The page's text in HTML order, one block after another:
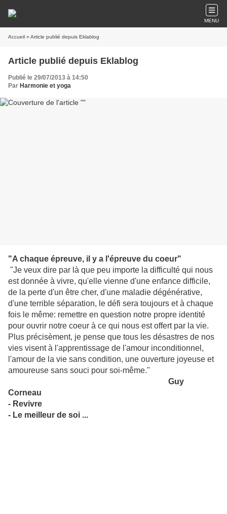
MENU
Accueil » Article publié depuis Eklablog
Article publié depuis Eklablog
Publié le 29/07/2013 à 14:50
Par Harmonie et yoga
"A chaque épreuve, il y a l'épreuve du coeur"
"Je veux dire par là que peu importe la difficulté qui nous
est donnée à vivre, qu'elle vienne d'une enfance difficile,
de la perte d'un être cher, d'une maladie dégénérative,
d'une terrible séparation, le défi sera toujours et à chaque
fois le même: remettre en question notre propre identité
pour ouvrir notre coeur à ce qui nous est offert par la vie.
Plus précisèment, je pense que tous les désastres de nos
vies visent à l'apprentissage de l'amour inconditionnel,
l'amour de la vie sans condition, une ouverture joyeuse et
amoureuse sans souci pour soi-même."
Guy
Corneau
- Revivre
- Le meilleur de soi ...